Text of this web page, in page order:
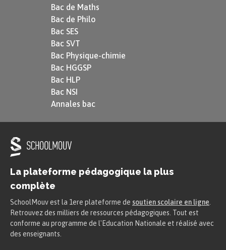
Les fermentations
Dans le cas où la quantité de dioxygène
n’est pas suffisante (milieu anaérobie),
les cellules musculaires utilisent
se produire sans $\text{O}_2$ : les
Elles permettent une oxydation du
glucose sans $\text{O}_2$. Pour ce faire,
elles commencent, comme la respiration,
par une étape de glycolyse mais
Bac de Maths
Bac de Philo
Bac SES
Bac SVT
Bac Physique-chimie
Bac HGGSP
Bac HLP
Bac NSI
Annales bac
La plateforme pédagogique la plus
complète
SchoolMouv est la 1ere plateforme de soutien scolaire en ligne
Retrouvez des milliers de ressources pédagogiques. Tout est
conforme au programme de l'Education Nationale et réalisé avec
des enseignants.